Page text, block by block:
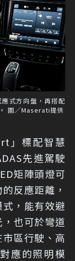
式方向盤，再搭配
圖／Maserati提供
」標配智慧
先進駕駛
矩陣頭燈可
反應距離，
，能有效避
也可於彎道
區行駛、高
應的照明模